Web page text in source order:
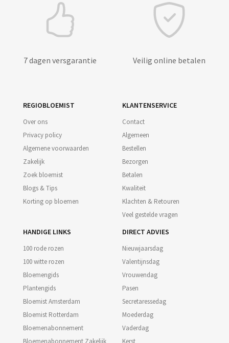
7 dagen versgarantie Veilig online betalen
REGIOBLOEMIST
Over ons
Privacy policy
Algemene voorwaarden
Zakelijk
Zoek bloemist
Blogs & Tips
Korting op bloemen
KLANTENSERVICE
Contact
Algemeen
Bestellen
Bezorgen
Betalen
Kwaliteit
Klachten & Retouren
Veel gestelde vragen
HANDIGE LINKS
100 rode rozen
100 witte rozen
Bloemengids
Plantengids
Bloemist Amsterdam
Bloemist Rotterdam
Bloemenabonnement
Bloemenabonnement Zakelijk
DIRECT ADVIES
Nieuwjaarsdag
Valentijnsdag
Vrouwendag
Pasen
Secretaressedag
Moederdag
Vaderdag
Kerst